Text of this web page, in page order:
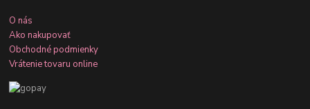
O nás
Ako nakupovať
Obchodné podmienky
Vrátenie tovaru online